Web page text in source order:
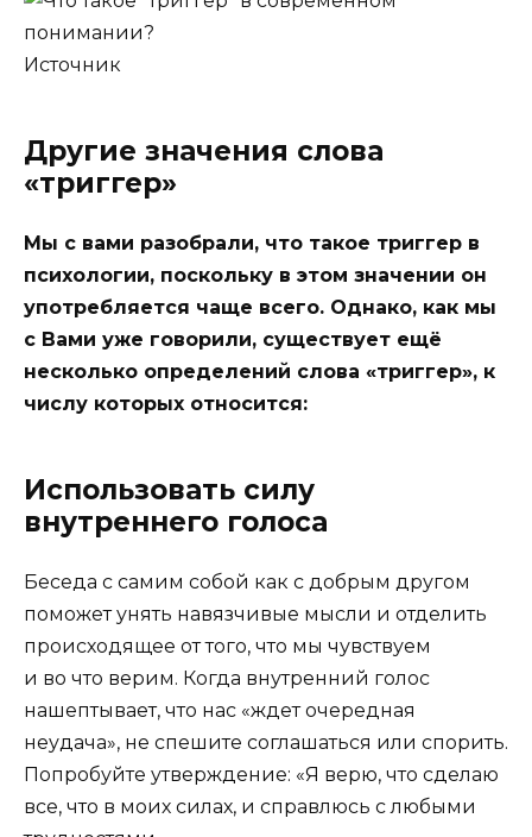
Источник
Другие значения слова
«триггер»
Мы с вами разобрали, что такое триггер в
психологии, поскольку в этом значении он
употребляется чаще всего. Однако, как мы
с Вами уже говорили, существует ещё
несколько определений слова «триггер», к
числу которых относится:
Использовать силу
внутреннего голоса
Беседа с самим собой как с добрым другом
поможет унять навязчивые мысли и отделить
происходящее от того, что мы чувствуем
и во что верим. Когда внутренний голос
нашептывает, что нас «ждет очередная
неудача», не спешите соглашаться или спорить.
Попробуйте утверждение: «Я верю, что сделаю
все, что в моих силах, и справлюсь с любыми